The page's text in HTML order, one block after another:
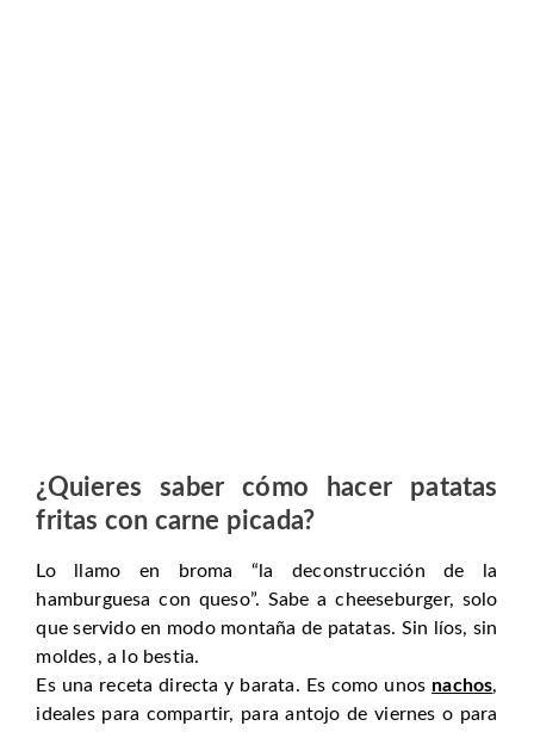
¿Quieres saber cómo hacer patatas
fritas con carne picada?
Lo llamo en broma “la deconstrucción de la
hamburguesa con queso”. Sabe a cheeseburger, solo
que servido en modo montaña de patatas. Sin líos, sin
moldes, a lo bestia.
Es una receta directa y barata. Es como unos nachos,
ideales para compartir, para antojo de viernes o para